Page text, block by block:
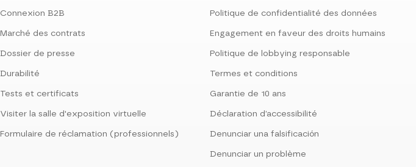
Connexion B2B
Marché des contrats
Dossier de presse
Durabilité
Tests et certificats
Visiter la salle d'exposition virtuelle
Formulaire de réclamation (professionnels)
Politique de confidentialité des données
Engagement en faveur des droits humains
Politique de lobbying responsable
Termes et conditions
Garantie de 10 ans
Déclaration d’accessibilité
Denunciar una falsificación
Denunciar un problème